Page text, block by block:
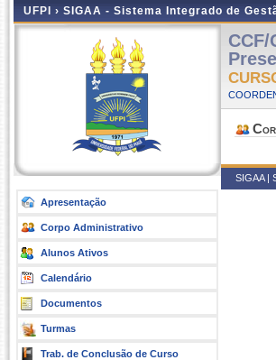
UFPI › SIGAA - Sistema Integrado de
Apresentação
Corpo Administrativo
Alunos Ativos
Calendário
Documentos
Turmas
Trab. de Conclusão de Curso
CCF/
SIGAA |